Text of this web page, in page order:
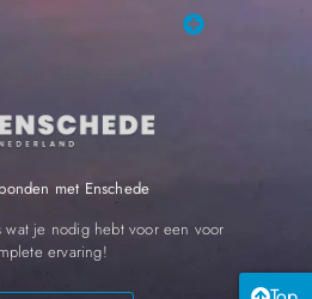
met Enschede
wat je nodig hebt voor een voor
ervaring!